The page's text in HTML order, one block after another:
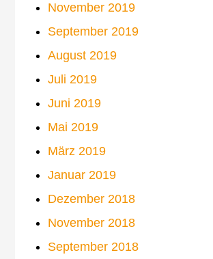
November 2019
September 2019
August 2019
Juli 2019
Juni 2019
Mai 2019
März 2019
Januar 2019
Dezember 2018
November 2018
September 2018